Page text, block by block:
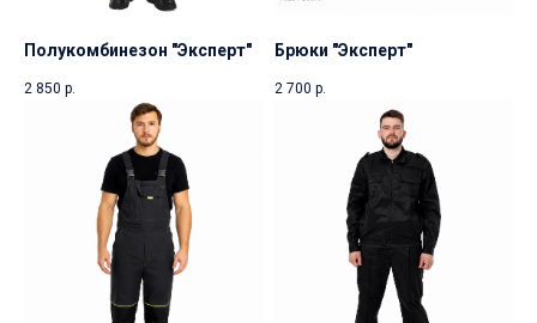
Полукомбинезон "Эксперт"
2 850 р.
Брюки "Эксперт"
2 700 р.